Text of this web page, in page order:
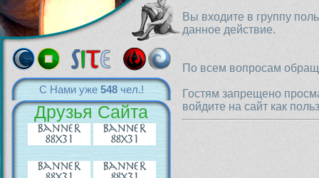
С Нами уже 548чел.!
Друзья Сайта
Вы входите в группу
данное действие.
По всем вопросам
Гостям запрещено
войдите на сайт как